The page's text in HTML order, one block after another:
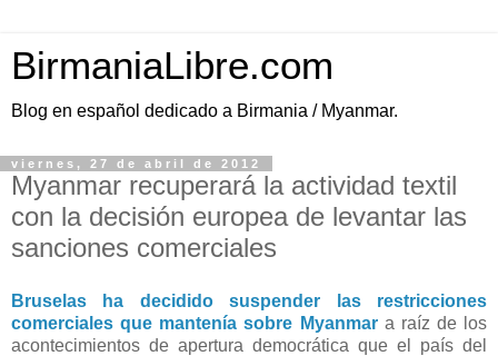
BirmaniaLibre.com
Blog en español dedicado a Birmania / Myanmar.
viernes, 27 de abril de 2012
Myanmar recuperará la actividad textil
con la decisión europea de levantar las
sanciones comerciales
Bruselas ha decidido suspender las restricciones
comerciales que mantenía sobre Myanmara raíz de los
acontecimientos de apertura democrática que el país del